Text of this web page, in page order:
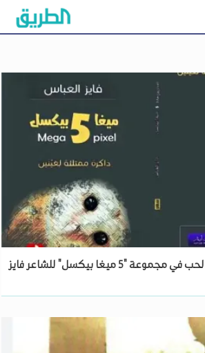
ألبوم صور عن الدمار والحب في مجموعة "5 ميغا بيكسل" للشاعر فايز